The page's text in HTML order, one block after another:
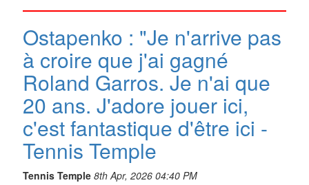
Ostapenko : "Je n'arrive pas
à croire que j'ai gagné
Roland Garros. Je n'ai que
20 ans. J'adore jouer ici,
c'est fantastique d'être ici -
Tennis Temple
Tennis Temple 8th Apr, 2026 04:40 PM